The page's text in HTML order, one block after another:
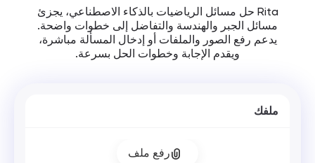
Rita حل مسائل الرياضيات بالذكاء الاصطناعي، يجزئ
مسائل الجبر والهندسة والتفاضل إلى خطوات واضحة.
يدعم رفع الصور والملفات أو إدخال المسألة مباشرة،
ويقدم الإجابة وخطوات الحل بسرعة.
ملفك
رفع ملف